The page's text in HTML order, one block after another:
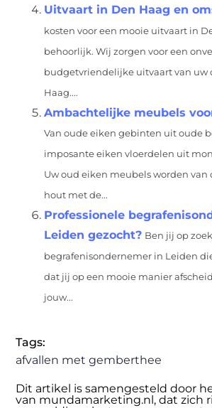
Uitvaart in Den Haag en
kosten voor een mooie uitvaart in
behoorlijk. Wij zorgen voor een
budgetvriendelijke uitvaart van uw
Haag....
Ambachtelijke meubels
Van oude eiken gebinten uit oude
imposante eiken vloerdelen uit
Uw oud eiken meubels worden
hout met de...
Professionele
Leiden gezocht? Ben jij op
begrafenisondernemer in Leiden
dat jij op een mooie manier
jouw...
Tags:
afvallen met gemberthee
Dit artikel is samengesteld door
van mundamarketing.nl, dat zich